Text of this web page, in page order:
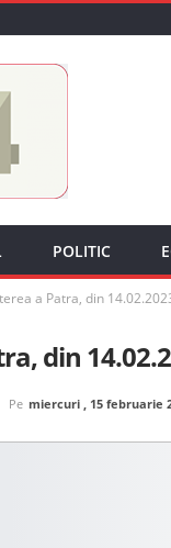
POLITIC
a Patra, din
din
Pe miercuri , 15 februarie